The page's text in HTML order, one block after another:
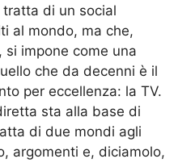
di un social
al mondo, ma che,
impone come una
che da decenni è il
per eccellenza: la TV.
sta alla base di
di due mondi agli
argomenti e, diciamolo,